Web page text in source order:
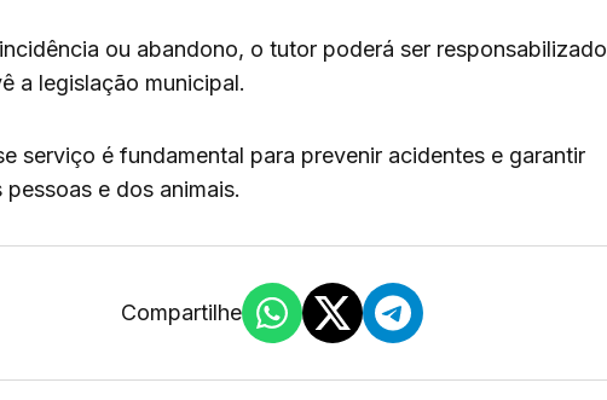
ou abandono, o tutor poderá ser responsabilizado
a legislação municipal.
serviço é fundamental para prevenir acidentes e garantir
e dos animais.
Compartilhe